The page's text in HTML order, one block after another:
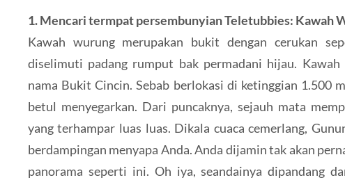
1. Mencari termpat persembunyian Teletubbies: Kawah
Kawah wurung merupakan bukit dengan cerukan
diselimuti padang rumput bak permadani hijau.
nama Bukit Cincin. Sebab berlokasi di ketinggian 1.500
betul menyegarkan. Dari puncaknya, sejauh mata
yang terhampar luas luas. Dikala cuaca cemerlang,
berdampingan menyapa Anda. Anda dijamin tak akan
panorama seperti ini. Oh iya, seandainya dipandang